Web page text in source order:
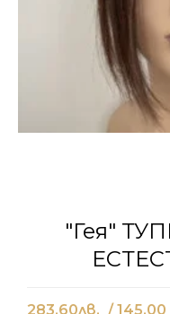
"Гея"
283.60лв. / 145.00